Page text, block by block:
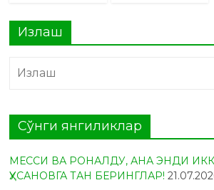
Излаш
Сўнги янгиликлар
МЕССИ ВА РОНАЛДУ, АНА ЭНДИ
ҲУСАНОВГА ТАН БЕРИНГЛАР!